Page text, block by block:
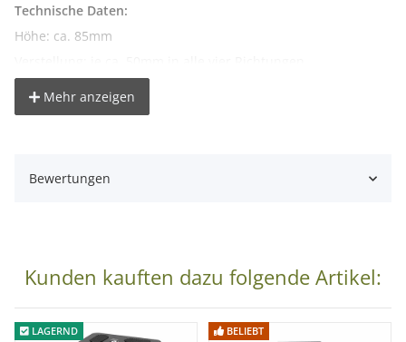
Technische Daten:
Höhe: ca. 85mm
Länge je Schlitten: ca. 150mm
Mehr anzeigen
Bewertungen
Kunden kauften dazu folgende Artikel:
LAGERND BELIEBT